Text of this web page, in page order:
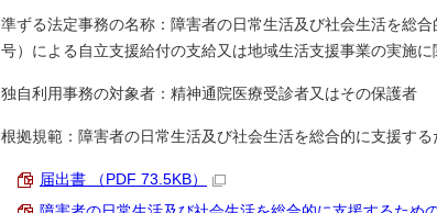
準ずる法定事務の名称：障害者の日常生活及び社会生活を総
号）による自立支援給付の支給又は地域生活支援事業の実施に
独自利用事務の対象者：精神通院医療受診者又はその保護者
根拠規範：障害者の日常生活及び社会生活を総合的に支援す
届出書 （PDF 73.5KB）